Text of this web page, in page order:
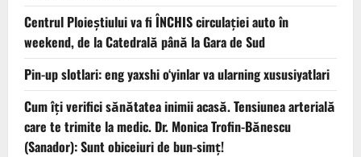
Centrul Ploieștiului va fi ÎNCHIS circulației auto în
weekend, de la Catedrală până la Gara de Sud
Pin-up slotlari: eng yaxshi o‘yinlar va ularning xususiyatlari
Cum îți verifici sănătatea inimii acasă. Tensiunea arterială
care te trimite la medic. Dr. Monica Trofin-Bănescu
(Sanador): Sunt obiceiuri de bun-simț!